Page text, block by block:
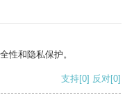
性和隐私保护。
支持[0] 反对[0]